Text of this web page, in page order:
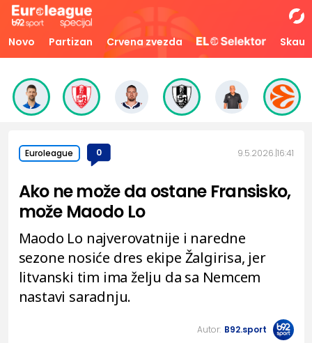
Novo Partizan Crvena zvezda Skaut
Euroleague 0 9.5.2026. 16:41
Ako ne može da ostane Fransisko,
može Maodo Lo
Maodo Lo najverovatnije i naredne
sezone nosiće dres ekipe Žalgirisa, jer
litvanski tim ima želju da sa Nemcem
nastavi saradnju.
Autor: B92.sport